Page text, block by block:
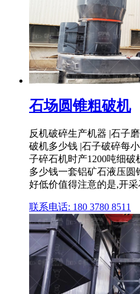
石场圆锥粗破机
反机破碎生产机器 |石子
破机多少钱 |石子破碎每
子碎石机时产1200吨细破
多少钱一套铝矿石液压
好低价值得注意的是,开采
联系电话: 180 3780 8511